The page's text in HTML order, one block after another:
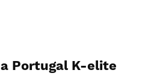
Portugal K-elite